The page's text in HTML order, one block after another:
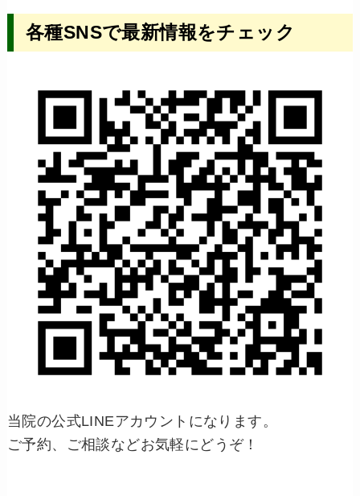
各種SNSで最新情報をチェック
当院の公式LINEアカウントになります。
ご予約、ご相談などお気軽にどうぞ！